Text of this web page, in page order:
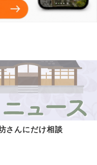
さんにだけ相談